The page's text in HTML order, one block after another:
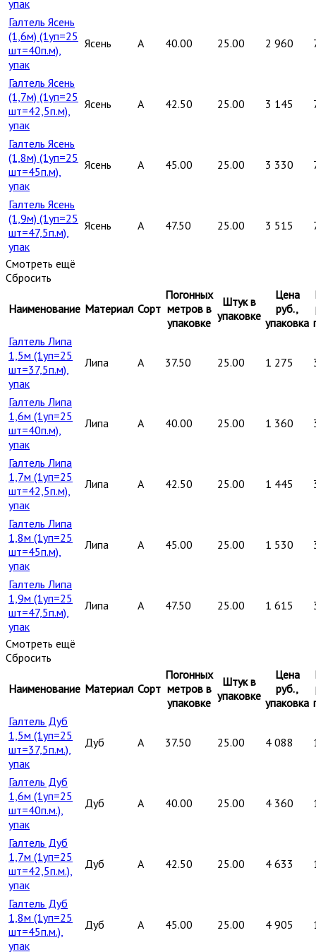
упак
Галтель Ясень
(1,6м) (1уп=25
шт=40п.м),
упак
Ясень A 40.00 25.00 2 960
Галтель Ясень
(1,7м) (1уп=25
шт=42,5п.м),
упак
Ясень A 42.50 25.00 3 145
Галтель Ясень
(1,8м) (1уп=25
шт=45п.м),
упак
Ясень A 45.00 25.00 3 330
Галтель Ясень
(1,9м) (1уп=25
шт=47,5п.м),
упак
Ясень A 47.50 25.00 3 515
Смотреть ещё
Сбросить
Наименование Материал Сорт
Погонных
метров в
упаковке
Штук в
упаковке
Цена
руб.,
упаковка
Галтель Липа
1,5м (1уп=25
шт=37,5п.м),
упак
Липа A 37.50 25.00 1 275
Галтель Липа
1,6м (1уп=25
шт=40п.м),
упак
Липа A 40.00 25.00 1 360
Галтель Липа
1,7м (1уп=25
шт=42,5п.м),
упак
Липа A 42.50 25.00 1 445
Галтель Липа
1,8м (1уп=25
шт=45п.м),
упак
Липа A 45.00 25.00 1 530
Галтель Липа
1,9м (1уп=25
шт=47,5п.м),
упак
Липа A 47.50 25.00 1 615
Смотреть ещё
Сбросить
Наименование Материал Сорт
Погонных
метров в
упаковке
Штук в
упаковке
Цена
руб.,
упаковка
Галтель Дуб
1,5м (1уп=25
шт=37,5п.м.),
упак
Дуб A 37.50 25.00 4 088
Галтель Дуб
1,6м (1уп=25
шт=40п.м.),
упак
Дуб A 40.00 25.00 4 360
Галтель Дуб
1,7м (1уп=25
шт=42,5п.м.),
упак
Дуб A 42.50 25.00 4 633
Галтель Дуб
1,8м (1уп=25
шт=45п.м.),
упак
Дуб A 45.00 25.00 4 905